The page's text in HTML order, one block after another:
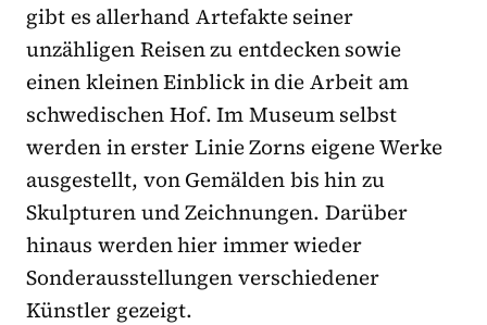
gibt es allerhand Artefakte seiner
unzähligen Reisen zu entdecken sowie
einen kleinen Einblick in die Arbeit am
schwedischen Hof. Im Museum selbst
werden in erster Linie Zorns eigene Werke
ausgestellt, von Gemälden bis hin zu
Skulpturen und Zeichnungen. Darüber
hinaus werden hier immer wieder
Sonderausstellungen verschiedener
Künstler gezeigt.